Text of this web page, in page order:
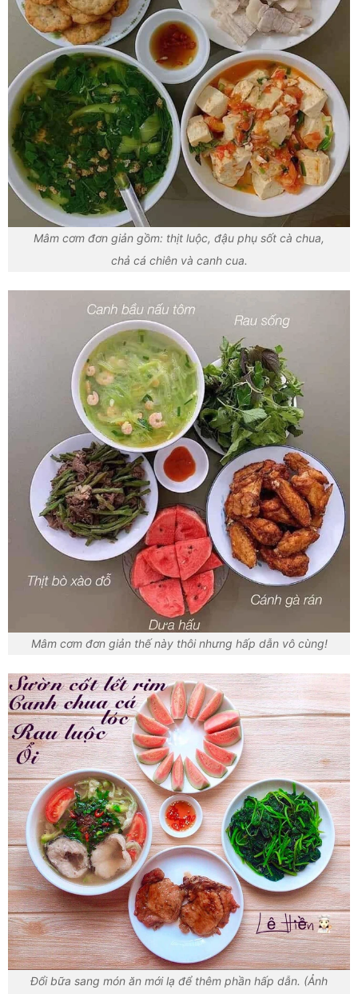
Mâm cơm đơn giản gồm: thịt luộc, đậu phụ sốt cà chua,
chả cá chiên và canh cua.
Mâm cơm đơn giản thế này thôi nhưng hấp dẫn vô cùng!
Đổi bữa sang món ăn mới lạ để thêm phần hấp dẫn. (Ảnh